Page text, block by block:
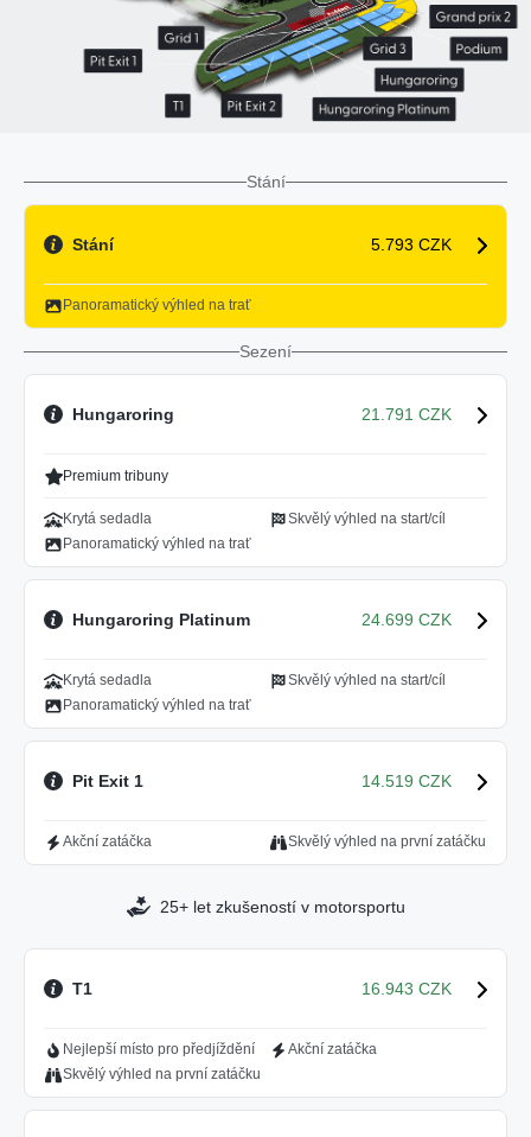
Stání
Stání 5.793 CZK
Panoramatický výhled na trať
Sezení
Hungaroring 21.791 CZK
Premium tribuny
Krytá sedadla
Skvělý výhled na start/cíl
Panoramatický výhled na trať
Hungaroring Platinum 24.699 CZK
Krytá sedadla
Skvělý výhled na start/cíl
Panoramatický výhled na trať
Pit Exit 1 14.519 CZK
Akční zatáčka Skvělý výhled na první zatáčku
25+ let zkušeností v motorsportu
T1 16.943 CZK
Nejlepší místo pro předjíždění
Akční zatáčka
Skvělý výhled na první zatáčku